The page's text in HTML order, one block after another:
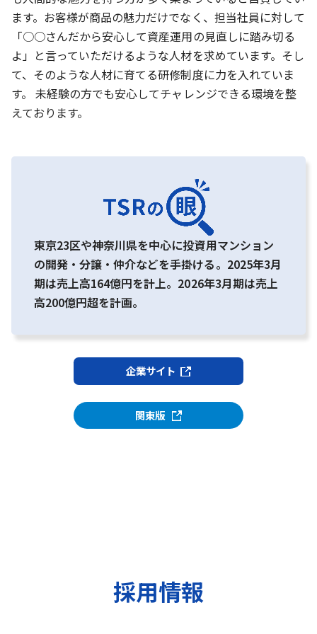
ます。お客様が商品の魅力だけでなく、担当社員に対して
「○○さんだから安心して資産運用の見直しに踏み切る
よ」と言っていただけるような人材を求めています。そし
て、そのような人材に育てる研修制度に力を入れていま
す。 未経験の方でも安心してチャレンジできる環境を整
えております。
東京23区や神奈川県を中心に投資用マンション
の開発・分譲・仲介などを手掛ける。2025年3月
期は売上高164億円を計上。2026年3月期は売上
高200億円超を計画。
企業サイト
関東版
採用情報